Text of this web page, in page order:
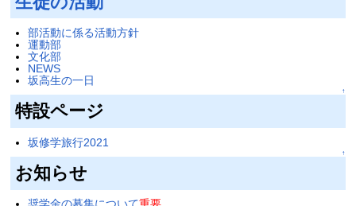
部活動に係る活動方針
運動部
文化部
NEWS
坂高生の一日
↑
特設ページ
坂修学旅行2021
↑
お知らせ